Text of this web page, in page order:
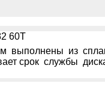
60Т
выполнены из
срок службы